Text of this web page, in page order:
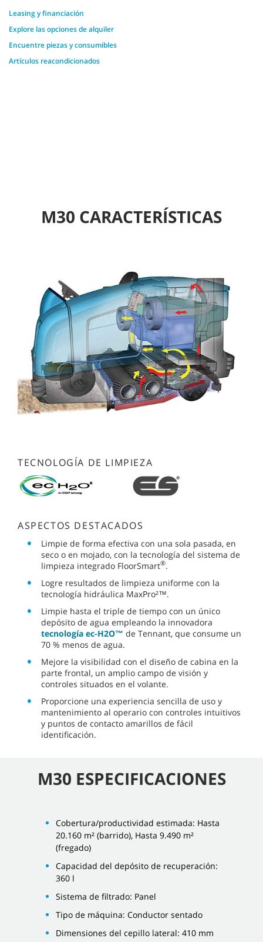
Leasing y financiación
Explore las opciones de alquiler
Encuentre piezas y consumibles
Artículos reacondicionados
M30 CARACTERÍSTICAS
TECNOLOGÍA DE LIMPIEZA
ASPECTOS DESTACADOS
Limpie de forma efectiva con una sola pasada, en
seco o en mojado, con la tecnología del sistema de
limpieza integrado FloorSmart®.
Logre resultados de limpieza uniforme con la
tecnología hidráulica MaxPro²™.
Limpie hasta el triple de tiempo con un único
depósito de agua empleando la innovadora
tecnología ec-H2O™ de Tennant, que consume un
70 % menos de agua.
Mejore la visibilidad con el diseño de cabina en la
parte frontal, un amplio campo de visión y
controles situados en el volante.
Proporcione una experiencia sencilla de uso y
mantenimiento al operario con controles intuitivos
y puntos de contacto amarillos de fácil
identificación.
M30 ESPECIFICACIONES
Cobertura/productividad estimada: Hasta
20.160 m² (barrido), Hasta 9.490 m²
(fregado)
Capacidad del depósito de recuperación:
360 l
Sistema de filtrado: Panel
Tipo de máquina: Conductor sentado
Dimensiones del cepillo lateral: 410 mm